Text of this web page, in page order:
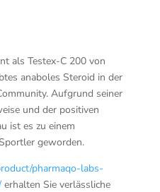
als Testex-C 200 von
anaboles Steroid in der
Aufgrund seiner
und der positiven
ist es zu einem
geworden.
pharmaqo-labs-
erhalten Sie verlässliche